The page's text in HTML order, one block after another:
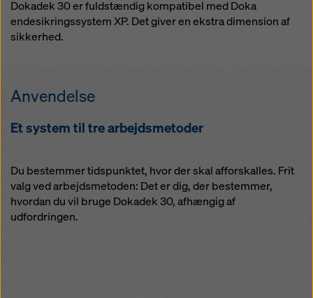
Dokadek 30 er fuldstændig kompatibel med Doka
endesikringssystem XP. Det giver en ekstra dimension af
sikkerhed.
Anvendelse
Et system til tre arbejdsmetoder
Du bestemmer tidspunktet, hvor der skal afforskalles. Frit
valg ved arbejdsmetoden: Det er dig, der bestemmer,
hvordan du vil bruge Dokadek 30, afhængig af
udfordringen.